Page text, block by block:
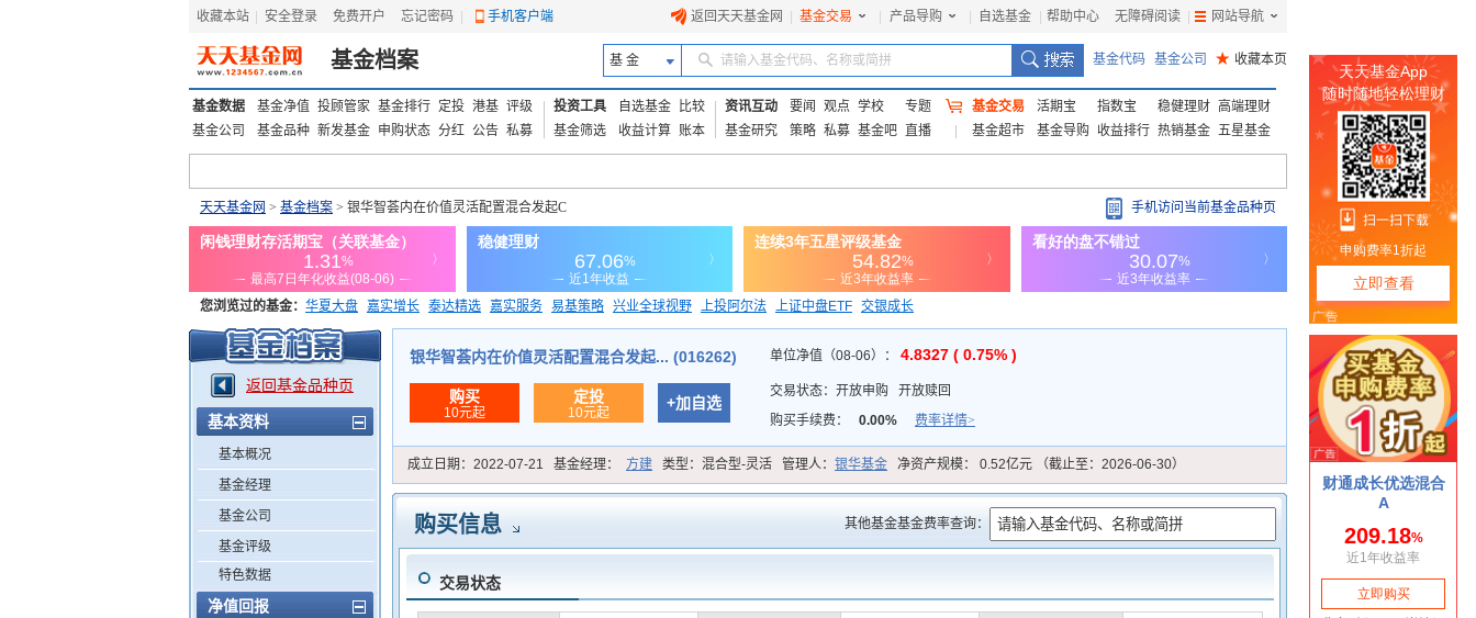
收藏本站 安全登录 免费开户 忘记密码 手机客户端 返回天天基金网 基金交易 产品导购 自选基金 帮助中心 无障碍阅读 网站导航
基金档案 基 金 请输入基金代码、名称或简拼 基金代码 基金公司 ★ 收藏本页
基金数据 基金净值 投顾管家 基金排行 定投 港基 评级
基金公司
基金品种 新发基金 申购状态 分红 公告 私募
投资工具 自选基金
比较
基金筛选
收益计算 账本
资讯互动 要闻 观点 学校
专题
基金研究
策略 私募 基金吧 直播
基金交易 活期宝 指数宝 稳健理财 高端理财
基金超市
基金导购 收益排行 热销基金 五星基金
天天基金网 > 基金档案 > 银华智荟内在价值灵活配置混合发起C 手机访问当前基金品种页
您浏览过的基金： 华夏大盘 嘉实增长 泰达精选 嘉实服务 易基策略 兴业全球视野 上投阿尔法 上证中盘ETF 交银成长
添富优势 华安宏利 上证180价值ETF
返回基金品种页
基本资料
基本概况
基金经理
基金公司
基金评级
特色数据
净值回报
银华智荟内在价值灵活配置混合发起... (016262)
购买
10元起
定投
10元起
+加自选
单位净值（08-06）： 4.8327 ( 0.75% )
交易状态： 开放申购
开放赎回
购买手续费：
0.00% 费率详情>
成立日期： 2022-07-21 基金经理： 方建 类型： 混合型-灵活 管理人： 银华基金 净资产规模： 0.52亿元 （截止至：2026-06-30）
购买信息 其他基金基金费率查询：
交易状态